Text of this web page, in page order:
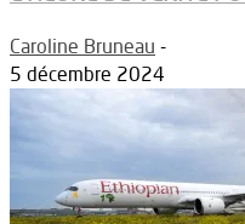
Caroline Bruneau -
5 décembre 2024